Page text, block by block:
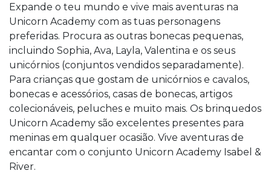
Expande o teu mundo e vive mais aventuras na
Unicorn Academy com as tuas personagens
preferidas. Procura as outras bonecas pequenas,
incluindo Sophia, Ava, Layla, Valentina e os seus
unicórnios (conjuntos vendidos separadamente).
Para crianças que gostam de unicórnios e cavalos,
bonecas e acessórios, casas de bonecas, artigos
colecionáveis, peluches e muito mais. Os brinquedos
Unicorn Academy são excelentes presentes para
meninas em qualquer ocasião. Vive aventuras de
encantar com o conjunto Unicorn Academy Isabel &
River.